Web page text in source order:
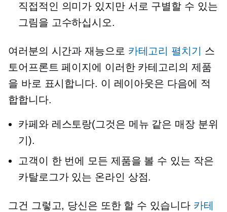
직접적인 의미가 있지만 서로 구별할 수 있는
그림을 고수하십시오.
여러분의 시간과 재능으로 카테고리 펼치기
스
토어프론트 페이지에 이러한 카테고리의 제품
을 바로 표시합니다. 이 레이아웃은 다음에 적
합합니다.
카페와 레스토랑(그것은 메뉴 같은 매장 분위
기).
고객이 한 번에 모든 제품을 볼 수 있는 작은
카탈로그가 있는 온라인 상점.
그건 그렇고, 당신은 또한 할 수 있습니다 카테